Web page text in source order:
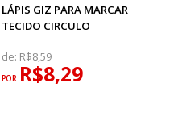
LÁPIS GIZ PARA MARCAR
TECIDO CIRCULO
de: R$8,59
POR R$8,29